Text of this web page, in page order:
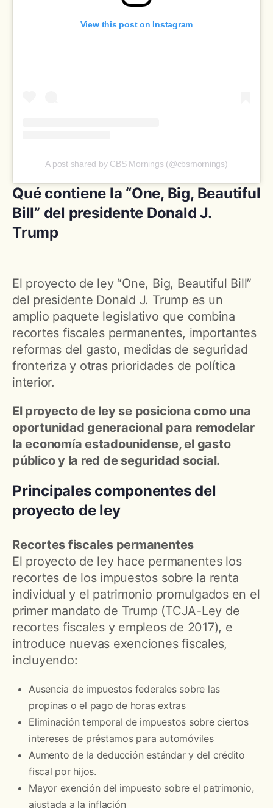
View this post on Instagram
A post shared by CBS Mornings (@cbsmornings)
Qué contiene la “One, Big, Beautiful
Bill” del presidente Donald J.
Trump
El proyecto de ley “One, Big, Beautiful Bill”
del presidente Donald J. Trump es un
amplio paquete legislativo que combina
recortes fiscales permanentes, importantes
reformas del gasto, medidas de seguridad
fronteriza y otras prioridades de política
interior.
El proyecto de ley se posiciona como una
oportunidad generacional para remodelar
la economía estadounidense, el gasto
público y la red de seguridad social.
Principales componentes del
proyecto de ley
Recortes fiscales permanentes
El proyecto de ley hace permanentes los
recortes de los impuestos sobre la renta
individual y el patrimonio promulgados en el
primer mandato de Trump (TCJA-Ley de
recortes fiscales y empleos de 2017), e
introduce nuevas exenciones fiscales,
incluyendo:
Ausencia de impuestos federales sobre las
propinas o el pago de horas extras
Eliminación temporal de impuestos sobre ciertos
intereses de préstamos para automóviles
Aumento de la deducción estándar y del crédito
fiscal por hijos.
Mayor exención del impuesto sobre el patrimonio,
ajustada a la inflación